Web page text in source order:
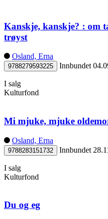
Kanskje, kanskje? : om
trøyst
Osland, Erna
9788279593225 Innbundet
I salg
Kulturfond
Mi mjuke, mjuke
Osland, Erna
9788283151732 Innbundet
I salg
Kulturfond
Du og eg